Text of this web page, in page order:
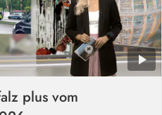
plus vom